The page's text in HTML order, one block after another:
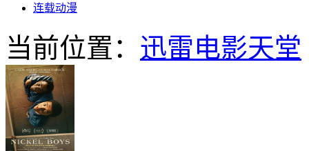
连载动漫
当前位置： 迅雷电影天堂